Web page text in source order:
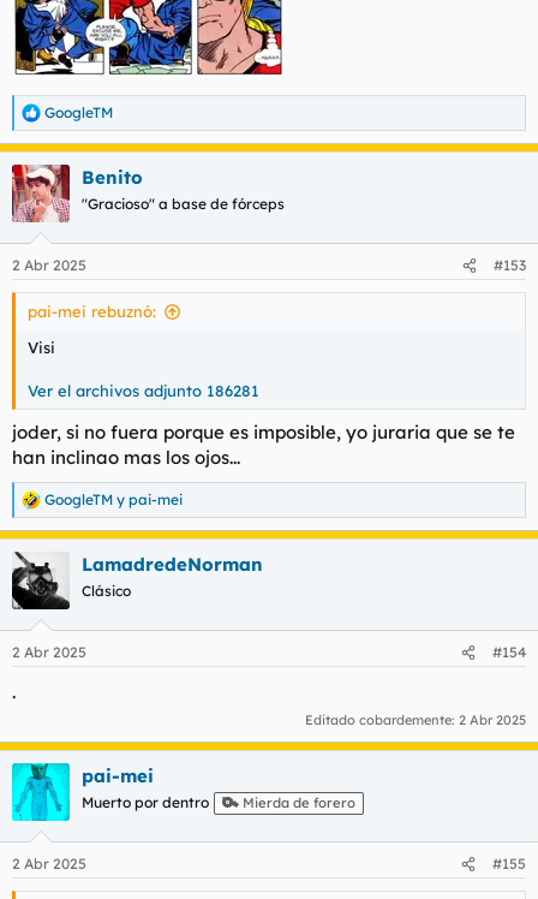
R
e
a
c
c
i
e
s
GoogleTM
Benito
"Gracioso" a base de fórceps
2 Abr 2025 #153
pai-mei rebuznó:
Visi
Ver el archivos adjunto 186281
joder, si no fuera porque es imposible, yo juraria que se te
han inclinao mas los ojos...
R
e
a
c
c
i
e
GoogleTM y pai-mei
LamadredeNorman
Clásico
2 Abr 2025 #154
.
Editado cobardemente: 2 Abr 2025
pai-mei
Muerto por dentro Mierda de forero
2 Abr 2025 #155